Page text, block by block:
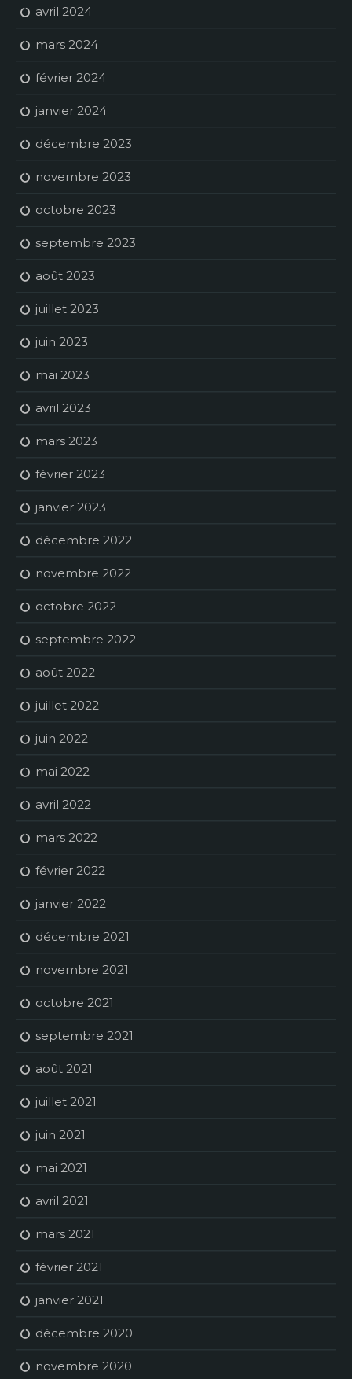
avril 2024
mars 2024
février 2024
janvier 2024
décembre 2023
novembre 2023
octobre 2023
septembre 2023
août 2023
juillet 2023
juin 2023
mai 2023
avril 2023
mars 2023
février 2023
janvier 2023
décembre 2022
novembre 2022
octobre 2022
septembre 2022
août 2022
juillet 2022
juin 2022
mai 2022
avril 2022
mars 2022
février 2022
janvier 2022
décembre 2021
novembre 2021
octobre 2021
septembre 2021
août 2021
juillet 2021
juin 2021
mai 2021
avril 2021
mars 2021
février 2021
janvier 2021
décembre 2020
novembre 2020